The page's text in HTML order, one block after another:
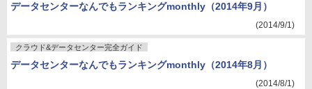
データセンターなんでもランキングmonthly（2014年9月）
(2014/9/1)
クラウド&データセンター完全ガイド
データセンターなんでもランキングmonthly（2014年8月）
(2014/8/1)